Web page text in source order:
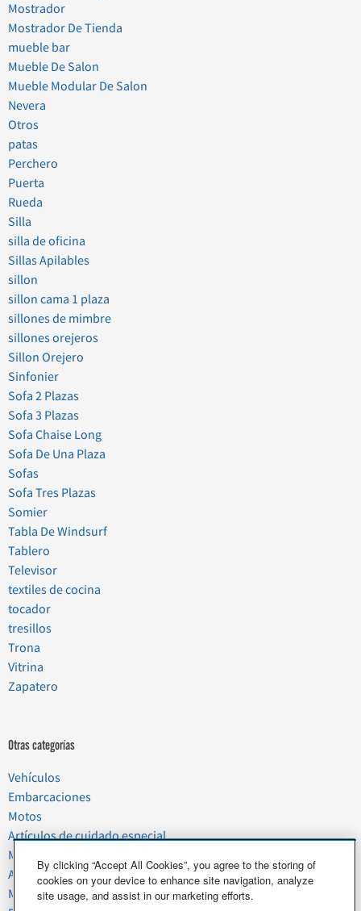
Mostrador
Mostrador De Tienda
mueble bar
Mueble De Salon
Mueble Modular De Salon
Nevera
Otros
patas
Perchero
Puerta
Rueda
Silla
silla de oficina
Sillas Apilables
sillon
sillon cama 1 plaza
sillones de mimbre
sillones orejeros
Sillon Orejero
Sinfonier
Sofa 2 Plazas
Sofa 3 Plazas
Sofa Chaise Long
Sofa De Una Plaza
Sofas
Sofa Tres Plazas
Somier
Tabla De Windsurf
Tablero
Televisor
textiles de cocina
tocador
tresillos
Trona
Vitrina
Zapatero
Otras categorías
Vehículos
Embarcaciones
Motos
Artículos de cuidado especial
Mudanzas
Artículos del hogar
Mascotas
By clicking “Accept All Cookies”, you agree to the storing of
cookies on your device to enhance site navigation, analyze
site usage, and assist in our marketing efforts.